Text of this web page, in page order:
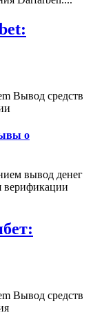
Вывод средств
о
вывод денег
верификации
Вывод средств